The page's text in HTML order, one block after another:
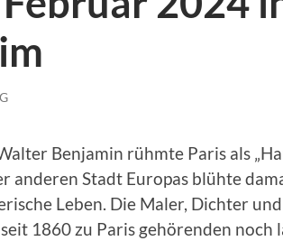
Benjamin rühmte Paris als
anderen Stadt Europas blühte
Leben. Die Maler, Dichter und
1860 zu Paris gehörenden noch